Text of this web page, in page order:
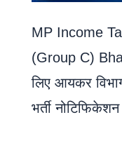
MP Income
(Group C)
लिए आयकर
भर्ती